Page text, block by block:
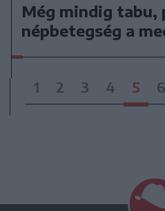
Még mindig tabu,
népbetegség a
1 2 3 4 5 6